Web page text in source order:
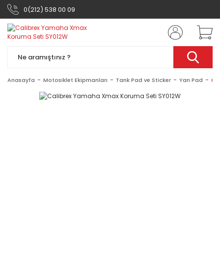
0(212) 538 00 09
Anasayfa Motosiklet Ekipmanları Tank Pad ve Sticker Yan Pad